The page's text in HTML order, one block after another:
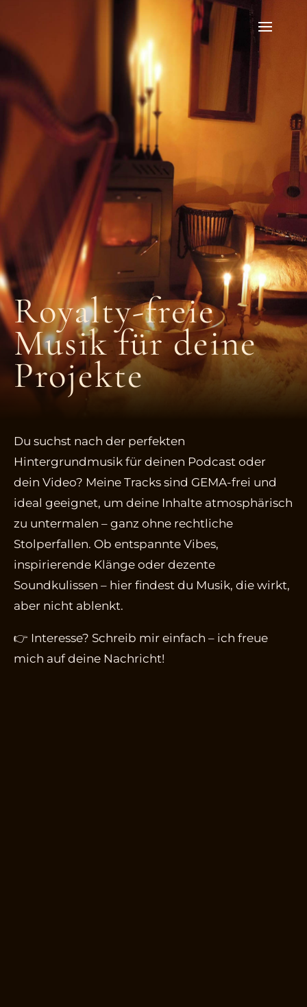
Royalty-freie
Musik für deine
Projekte
Du suchst nach der perfekten
Hintergrundmusik für deinen Podcast oder
dein Video? Meine Tracks sind GEMA-frei und
ideal geeignet, um deine Inhalte atmosphärisch
zu untermalen – ganz ohne rechtliche
Stolperfallen. Ob entspannte Vibes,
inspirierende Klänge oder dezente
Soundkulissen – hier findest du Musik, die wirkt,
aber nicht ablenkt.
👉 Interesse? Schreib mir einfach – ich freue
mich auf deine Nachricht!